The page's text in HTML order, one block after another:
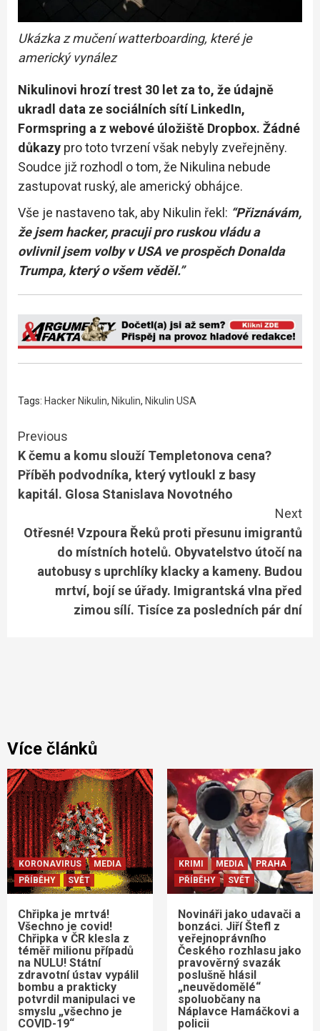
Ukázka z mučení watterboarding, které je
americký vynález
Nikulinovi hrozí trest 30 let za to, že údajně
ukradl data ze sociálních sítí LinkedIn,
Formspring a z webové úložiště Dropbox. Žádné
důkazy pro toto tvrzení však nebyly zveřejněny.
Soudce již rozhodl o tom, že Nikulina nebude
zastupovat ruský, ale americký obhájce.
Vše je nastaveno tak, aby Nikulin řekl: “Přiznávám,
že jsem hacker, pracuji pro ruskou vládu a
ovlivnil jsem volby v USA ve prospěch Donalda
Trumpa, který o všem věděl.”
Tags: Hacker Nikulin, Nikulin, Nikulin USA
Continue
Reading
Previous
K čemu a komu slouží Templetonova cena?
Příběh podvodníka, který vytloukl z basy
kapitál. Glosa Stanislava Novotného
Next
Otřesné! Vzpoura Řeků proti přesunu imigrantů
do místních hotelů. Obyvatelstvo útočí na
autobusy s uprchlíky klacky a kameny. Budou
mrtví, bojí se úřady. Imigrantská vlna před
zimou sílí. Tisíce za posledních pár dní
Více článků
KORONAVIRUS
MEDIA
PŘÍBĚHY
SVĚT
Chřipka je mrtvá!
Všechno je covid!
Chřipka v ČR klesla z
téměř milionu případů
na NULU! Státní
zdravotní ústav vypálil
bombu a prakticky
potvrdil manipulaci ve
smyslu „všechno je
COVID-19“
KRIMI MEDIA
PRAHA
PŘÍBĚHY
SVĚT
Novináři jako udavači a
bonzáci. Jiří Štefl z
veřejnoprávního
Českého rozhlasu jako
pravověrný svazák
poslušně hlásil
„neuvědomělé“
spoluobčany na
Náplavce Hamáčkovi a
policii